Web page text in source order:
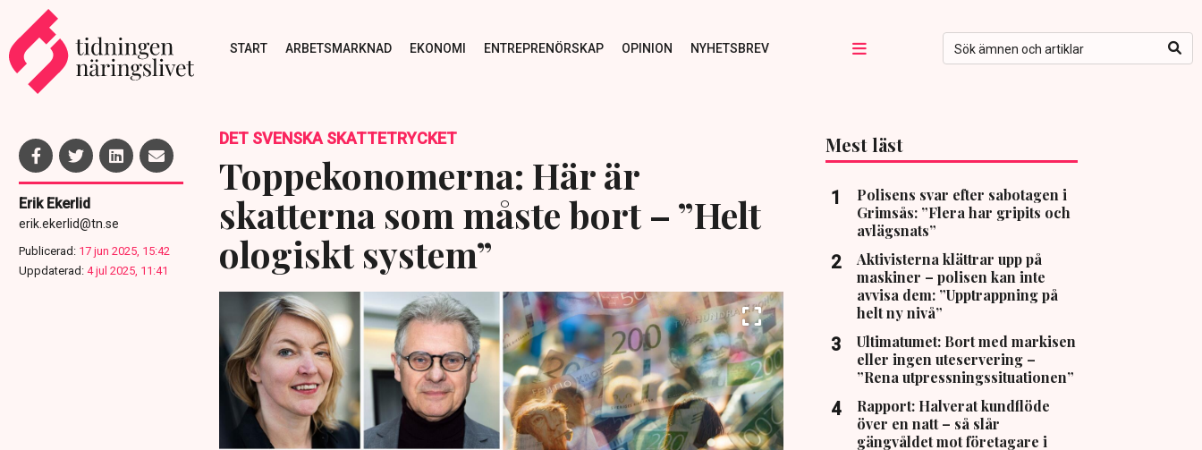
START ARBETSMARKNAD EKONOMI ENTREPRENÖRSKAP OPINION NYHETSBREV
Erik Ekerlid
erik.ekerlid@tn.se
Publicerad: 17 jun 2025, 15:42
Uppdaterad: 4 jul 2025, 11:41
DET SVENSKA SKATTETRYCKET
Toppekonomerna: Här är
skatterna som måste bort – ”Helt
ologiskt system”
Mest läst
Polisens svar efter sabotagen i
Grimsås: ”Flera har gripits och
avlägsnats”
Aktivisterna klättrar upp på
maskiner – polisen kan inte
avvisa dem: ”Upptrappning på
helt ny nivå”
Ultimatumet: Bort med markisen
eller ingen uteservering –
”Rena utpressningssituationen”
Rapport: Halverat kundflöde
över en natt – så slår
gängvåldet mot företagare i